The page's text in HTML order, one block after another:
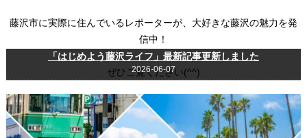
「はじめよう藤沢ライフ」最新記事更新しました
2026-06-07
藤沢市に実際に住んでいるレポーターが、大好きな藤沢の魅力を発
信中！
ぜひご覧ください(^^)